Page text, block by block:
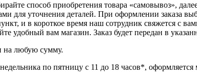
способ приобретения товара «самовывоз»,
для уточнения деталей. При оформлении заказа
и в короткое время наш сотрудник свяжется с
удобный вам магазин. Заказ будет передан в
на любую сумму.
по пятницу с 11 до 18 часов*,